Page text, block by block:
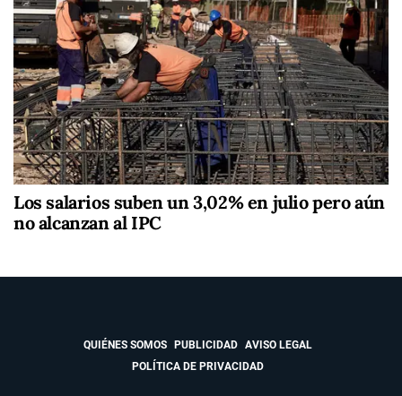
Los salarios suben un 3,02% en julio pero aún
no alcanzan al IPC
QUIÉNES SOMOS PUBLICIDAD
AVISO LEGAL
POLÍTICA DE PRIVACIDAD